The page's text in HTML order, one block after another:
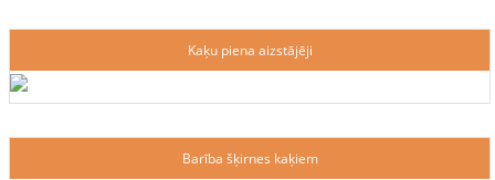
Kaķu piena aizstājēji
Barība šķirnes kaķiem